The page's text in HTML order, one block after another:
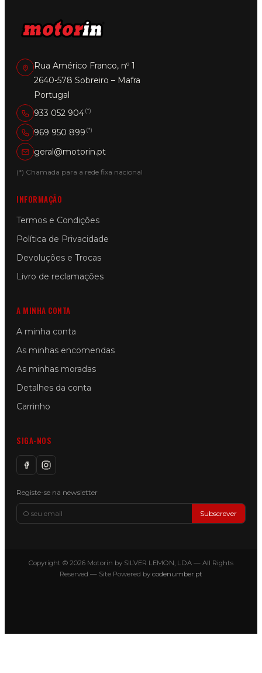
Rua Américo Franco, nº 1
2640-578 Sobreiro – Mafra
Portugal
933 052 904(*)
969 950 899 (*)
geral@motorin.pt
(*) Chamada para a rede fixa nacional
INFORMAÇÃO
Termos e Condições
Política de Privacidade
Devoluções e Trocas
Livro de reclamações
A MINHA CONTA
A minha conta
As minhas encomendas
As minhas moradas
Detalhes da conta
Carrinho
SIGA-NOS
Registe-se na newsletter
Subscrever
Copyright © 2026 Motorin by SILVER LEMON, LDA — All Rights
Reserved — Site Powered by codenumber.pt